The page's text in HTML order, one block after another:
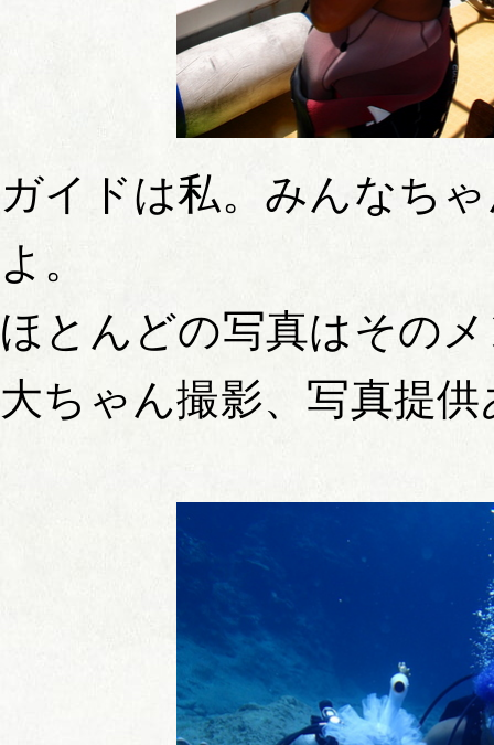
ガイドは私。みんなち
よ。
ほとんどの写真はその
大ちゃん撮影、写真提